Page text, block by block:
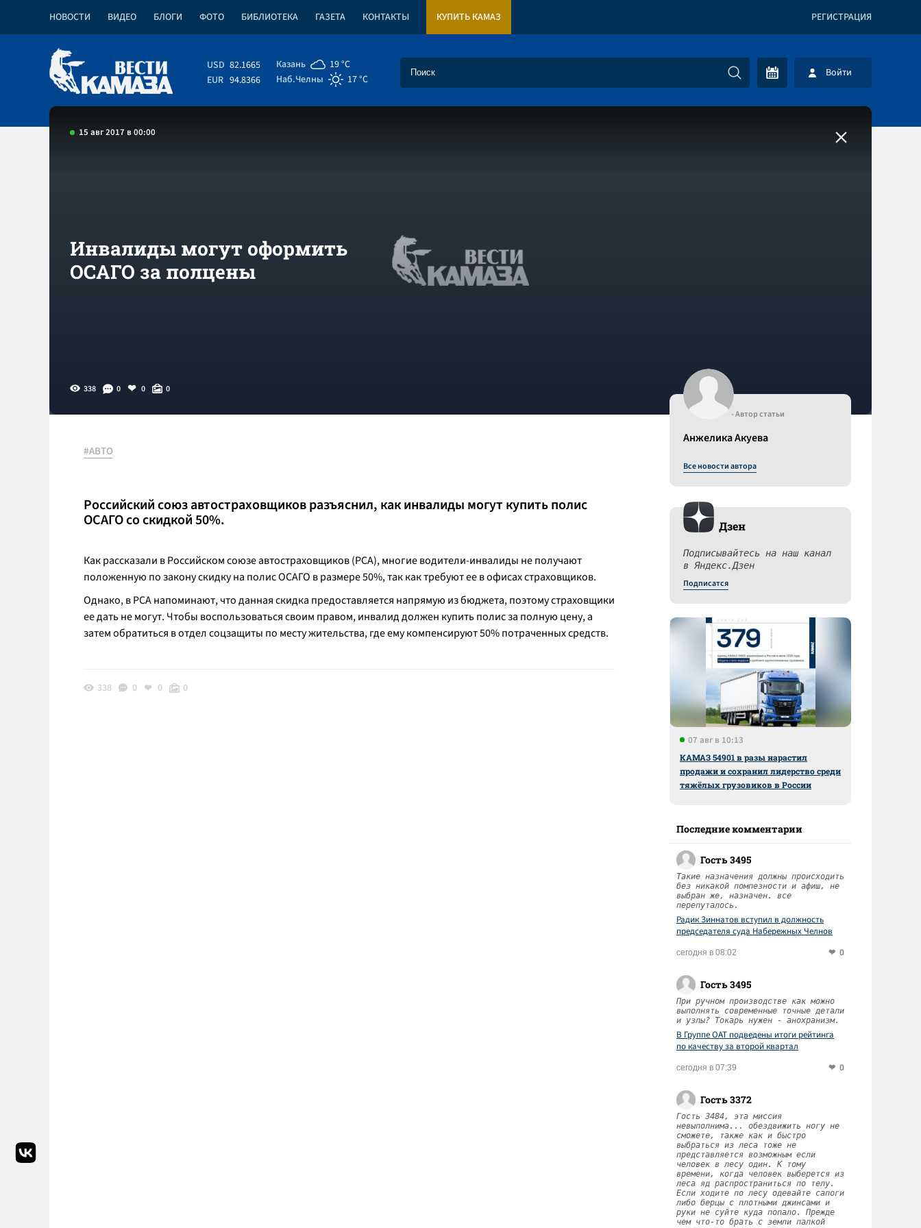
НОВОСТИ ВИДЕО БЛОГИ ФОТО БИБЛИОТЕКА ГАЗЕТА КОНТАКТЫ КУПИТЬ КАМАЗ РЕГИСТРАЦИЯ
USD 82.1665
EUR 94.8366
Казань
19 °C
Наб.Челны
17 °C Войти
15 авг 2017 в 00:00
Инвалиды могут оформить
ОСАГО за полцены
338 0 0 0
#АВТО
Российский союз автостраховщиков разъяснил, как инвалиды могут купить полис
ОСАГО со скидкой 50%.
Как рассказали в Российском союзе автостраховщиков (РСА), многие водители-инвалиды не получают
положенную по закону скидку на полис ОСАГО в размере 50%, так как требуют ее в офисах страховщиков.
Однако, в РСА напоминают, что данная скидка предоставляется напрямую из бюджета, поэтому страховщики
ее дать не могут. Чтобы воспользоваться своим правом, инвалид должен купить полис за полную цену, а
затем обратиться в отдел соцзащиты по месту жительства, где ему компенсируют 50% потраченных средств.
338 0 0 0
- Автор статьи
Анжелика Акуева
Все новости автора
Дзен
Подписывайтесь на наш канал
в Яндекс.Дзен
Подписатся
07 авг в 10:13
КАМАЗ 54901 в разы нарастил
продажи и сохранил лидерство среди
тяжёлых грузовиков в России
Последние комментарии
Гость 3495
Такие назначения должны происходить
без никакой помпезности и афиш, не
выбран же, назначен. все
перепуталось.
Радик Зиннатов вступил в должность
председателя суда Набережных Челнов
сегодня в 08:02 0
Гость 3495
При ручном производстве как можно
выполнять современные точные детали
и узлы? Токарь нужен - анохранизм.
В Группе ОАТ подведены итоги рейтинга
по качеству за второй квартал
сегодня в 07:39 0
Гость 3372
Гость 3484, эта миссия
невыполнима... обездвижить ногу не
сможете, также как и быстро
выбраться из леса тоже не
представляется возможным если
человек в лесу один. К тому
времени, когда человек выберется из
леса яд распространиться по телу.
Если ходите по лесу одевайте сапоги
либо берцы с плотными джинсами и
руки не суйте куда попало. Прежде
чем что-то брать с земли палкой